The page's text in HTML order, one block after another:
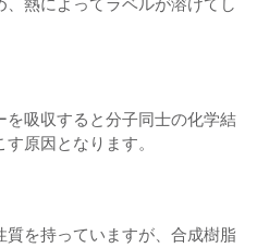
熱によってラベルが溶けてし
吸収すると分子同士の化学結
原因となります。
を持っていますが、合成樹脂